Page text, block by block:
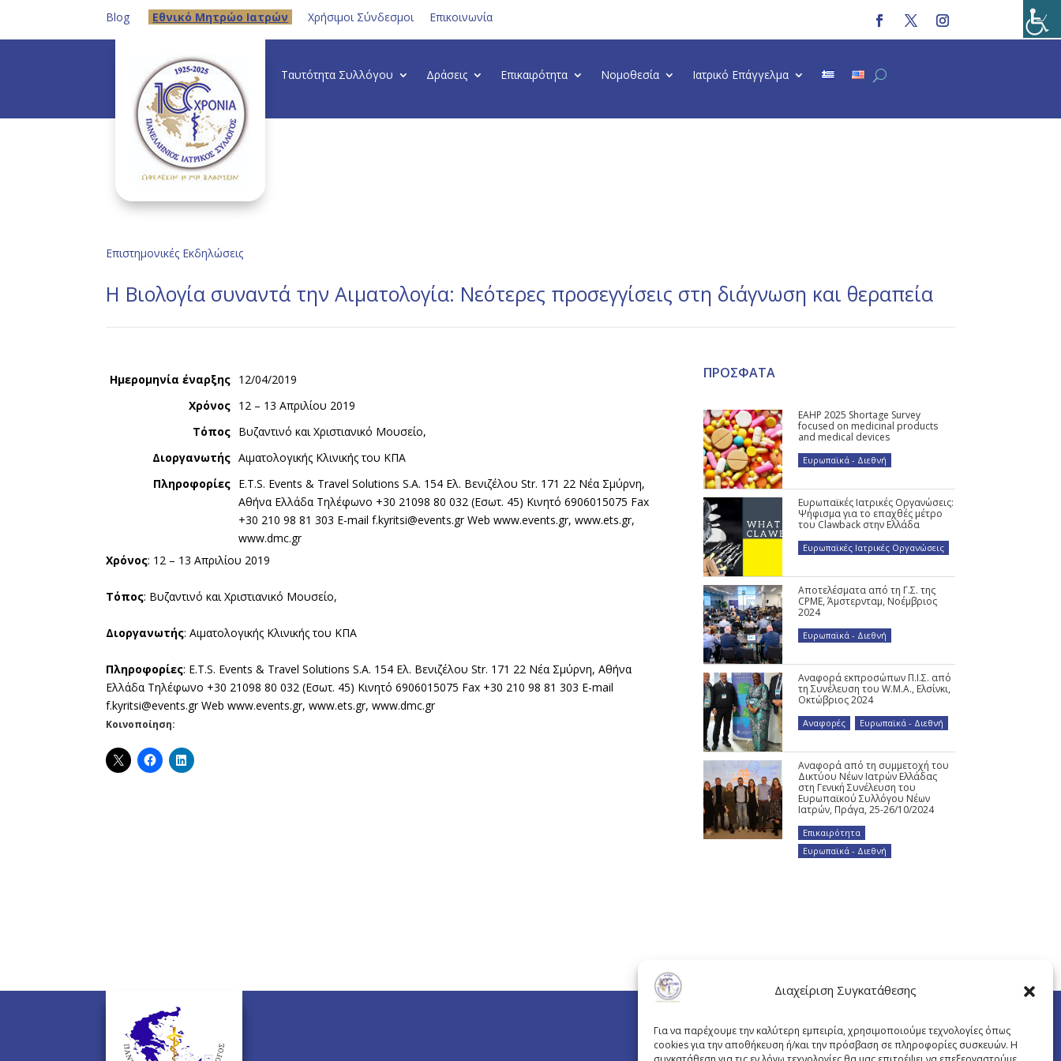
Διαχείριση Συγκατάθεσης
Για να παρέχουμε την καλύτερη εμπειρία, χρησιμοποιούμε τεχνολογίες όπως
cookies για την αποθήκευση ή/και την πρόσβαση σε πληροφορίες συσκευών. Η
Blog Eθνικό Μητρώο Ιατρών Χρήσιμοι Σύνδεσμοι Επικοινωνία
Ταυτότητα Συλλόγου Δράσεις Επικαιρότητα Νομοθεσία Ιατρικό Επάγγελμα
Επιστημονικές Εκδηλώσεις
Η Βιολογία συναντά την Αιματολογία: Νεότερες προσεγγίσεις στη διάγνωση και θεραπεία
Ημερομηνία έναρξης 12/04/2019
Χρόνος 12 – 13 Απριλίου 2019
Τόπος Βυζαντινό και Χριστιανικό Μουσείο,
Διοργανωτής Αιματολογικής Κλινικής του ΚΠΑ
Πληροφορίες E.T.S. Events & Travel Solutions S.A. 154 Ελ. Βενιζέλου Str. 171 22 Νέα Σμύρνη,
Αθήνα Ελλάδα Τηλέφωνο +30 21098 80 032 (Εσωτ. 45) Κινητό 6906015075 Fax
+30 210 98 81 303 E-mail f.kyritsi@events.gr Web www.events.gr, www.ets.gr,
www.dmc.gr
Χρόνος: 12 – 13 Απριλίου 2019
Τόπος: Βυζαντινό και Χριστιανικό Μουσείο,
Διοργανωτής: Αιματολογικής Κλινικής του ΚΠΑ
Πληροφορίες: E.T.S. Events & Travel Solutions S.A. 154 Ελ. Βενιζέλου Str. 171 22 Νέα Σμύρνη, Αθήνα
Ελλάδα Τηλέφωνο +30 21098 80 032 (Εσωτ. 45) Κινητό 6906015075 Fax +30 210 98 81 303 E-mail
f.kyritsi@events.gr Web www.events.gr, www.ets.gr, www.dmc.gr
Κοινοποίηση:
ΠΡΟΣΦΑΤΑ
EAHP 2025 Shortage Survey
focused on medicinal products
and medical devices
Ευρωπαϊκά - Διεθνή
Ευρωπαϊκές Ιατρικές Οργανώσεις:
Ψήφισμα για το επαχθές μέτρο
του Clawback στην Ελλάδα
Ευρωπαϊκές Ιατρικές Οργανώσεις
Αποτελέσματα από τη Γ.Σ. της
CPME, Άμστερνταμ, Νοέμβριος
2024
Ευρωπαϊκά - Διεθνή
Αναφορά εκπροσώπων Π.Ι.Σ. από
τη Συνέλευση του W.M.A., Ελσίνκι,
Οκτώβριος 2024
Αναφορές Ευρωπαϊκά - Διεθνή
Αναφορά από τη συμμετοχή του
Δικτύου Νέων Ιατρών Ελλάδας
στη Γενική Συνέλευση του
Ευρωπαϊκού Συλλόγου Νέων
Ιατρών, Πράγα, 25-26/10/2024
Επικαιρότητα
Ευρωπαϊκά - Διεθνή